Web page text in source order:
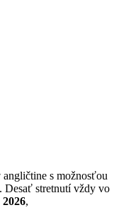
angličtine s možnosťou
Desať stretnutí vždy vo
2026,